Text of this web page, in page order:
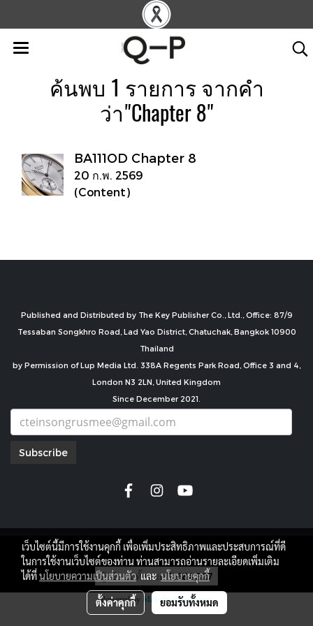
ค้นพบ 1 รายการ จากคำ
ว่า"Chapter 8"
BA111OD Chapter 8
20 ก.พ. 2569
(Content)
Published and Distributed by The Key Publisher Co., Ltd., Office: 87/9
Tessaban Songkhro Road, Lad Yao District, Chatuchak, Bangkok 10900
Thailand
by Permission of Lup Media Ltd. 338A Regents Park Road, Office 3 and 4,
London N3 2LN, United Kingdom
Since December 2021.
Subscribe
copyright by
ผู้เข้าชมทั้งหมด7,684,327
Powered by MakeWebEasy.com
เว็บไซต์นี้มีการใช้งานคุกกี้ เพื่อเพิ่มประสิทธิภาพและประสบการณ์ที่ดี
ในการใช้งานเว็บไซต์ของท่าน ท่านสามารถอ่านรายละเอียดเพิ่มเติม
ได้ที่นโยบายความเป็นส่วนตัวและนโยบายคุกกี้
ตั้งค่าคุกกี้ ยอมรับทั้งหมด